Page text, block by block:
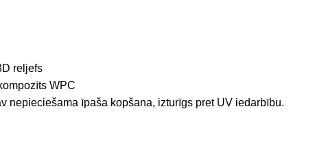
reljefs
WPC
nepieciešama īpaša kopšana, izturīgs pret UV iedarbību.